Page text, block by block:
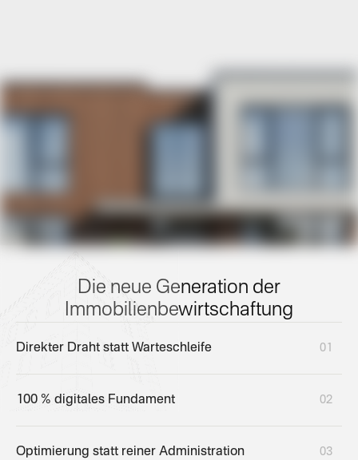
Die neue Generation der
Immobilienbewirtschaftung
Direkter Draht statt Warteschleife 01
100 % digitales Fundament 02
Optimierung statt reiner Administration 03